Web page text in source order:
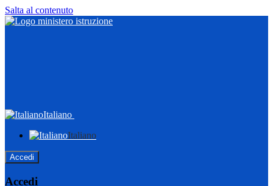
Salta al contenuto
Italiano
Italiano
Accedi
Accedi